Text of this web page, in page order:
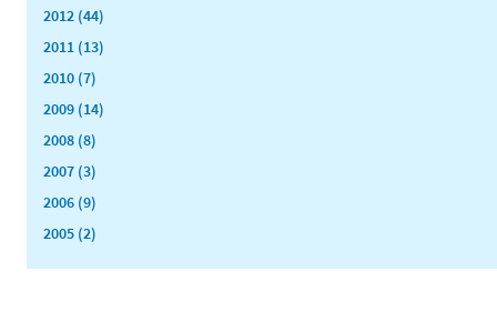
2012 (44)
2011 (13)
2010 (7)
2009 (14)
2008 (8)
2007 (3)
2006 (9)
2005 (2)